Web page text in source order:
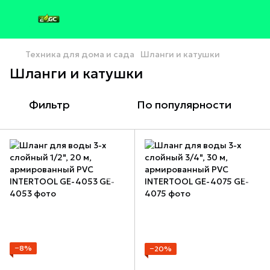
Техника для дома и сада Шланги и катушки
Шланги и катушки
Фильтр По популярности
−8% −20%